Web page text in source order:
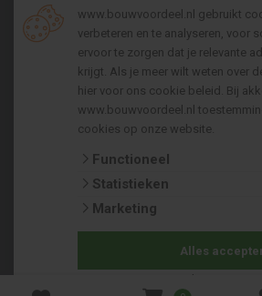
Algemene voorwaarden zakelijk
Algemene voorwaarden consumenten
Privacy policy
Copyright 2026 © Pieper Bouwmaterialenhandel
Bij Bouwvoordeel kun je betalen met:
www.bouwvoordeel.nl gebruikt
verbeteren en te analyseren, voor
ervoor te zorgen dat je relevante
krijgt. Als je meer wilt weten over
hier voor ons cookie beleid
. Bij
www.bouwvoordeel.nl
cookies op onze website.
Functioneel
Statistieken
Marketing
Selectie
Alles